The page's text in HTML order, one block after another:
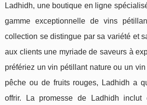
Ladhidh, une boutique en ligne
gamme exceptionnelle de vins
collection se distingue par sa variété et
aux clients une myriade de saveurs à
préfériez un vin pétillant nature ou un
pêche ou de fruits rouges, Ladhidh a
offrir. La promesse de Ladhidh inclut